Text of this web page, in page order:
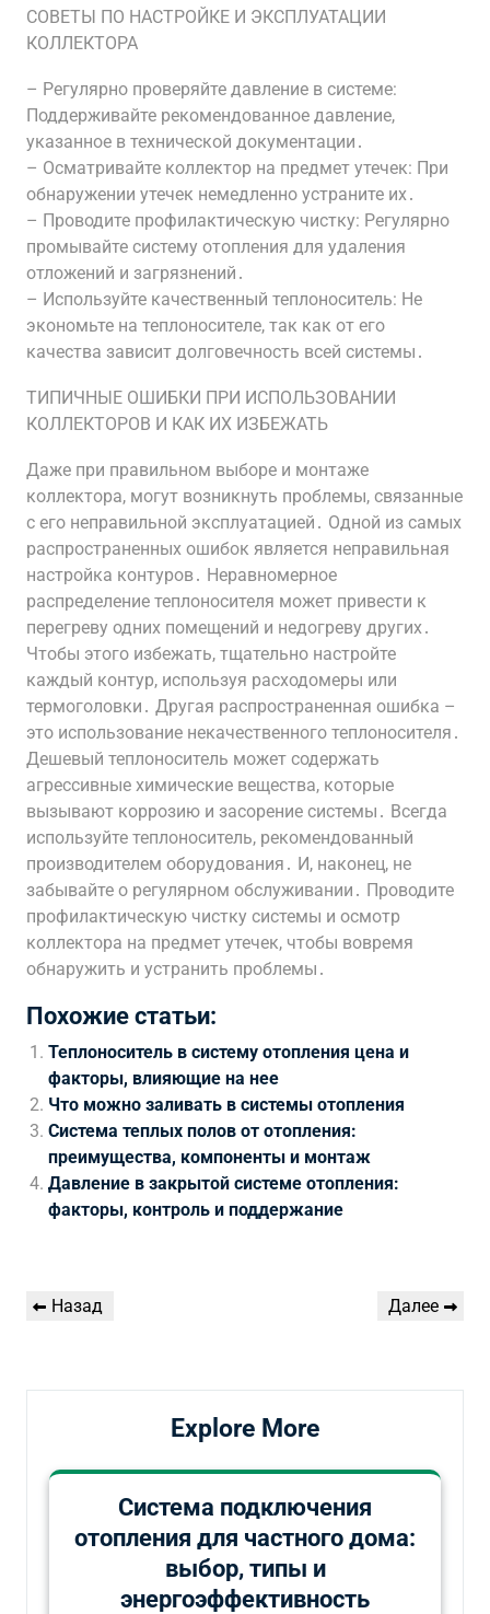
СОВЕТЫ ПО НАСТРОЙКЕ И ЭКСПЛУАТАЦИИ
КОЛЛЕКТОРА
– Регулярно проверяйте давление в системе:
Поддерживайте рекомендованное давление,
указанное в технической документации․
– Осматривайте коллектор на предмет утечек: При
обнаружении утечек немедленно устраните их․
– Проводите профилактическую чистку: Регулярно
промывайте систему отопления для удаления
отложений и загрязнений․
– Используйте качественный теплоноситель: Не
экономьте на теплоносителе, так как от его
качества зависит долговечность всей системы․
ТИПИЧНЫЕ ОШИБКИ ПРИ ИСПОЛЬЗОВАНИИ
КОЛЛЕКТОРОВ И КАК ИХ ИЗБЕЖАТЬ
Даже при правильном выборе и монтаже
коллектора, могут возникнуть проблемы, связанные
с его неправильной эксплуатацией․ Одной из самых
распространенных ошибок является неправильная
настройка контуров․ Неравномерное
распределение теплоносителя может привести к
перегреву одних помещений и недогреву других․
Чтобы этого избежать, тщательно настройте
каждый контур, используя расходомеры или
термоголовки․ Другая распространенная ошибка –
это использование некачественного теплоносителя․
Дешевый теплоноситель может содержать
агрессивные химические вещества, которые
вызывают коррозию и засорение системы․ Всегда
используйте теплоноситель, рекомендованный
производителем оборудования․ И, наконец, не
забывайте о регулярном обслуживании․ Проводите
профилактическую чистку системы и осмотр
коллектора на предмет утечек, чтобы вовремя
обнаружить и устранить проблемы․
Похожие статьи:
Теплоноситель в систему отопления цена и
факторы, влияющие на нее
Что можно заливать в системы отопления
Система теплых полов от отопления:
преимущества, компоненты и монтаж
Давление в закрытой системе отопления:
факторы, контроль и поддержание
Навигация
Предыдущая
Назад
Следующая
Далее
Explore More
Система подключения
отопления для частного дома:
выбор, типы и
энергоэффективность